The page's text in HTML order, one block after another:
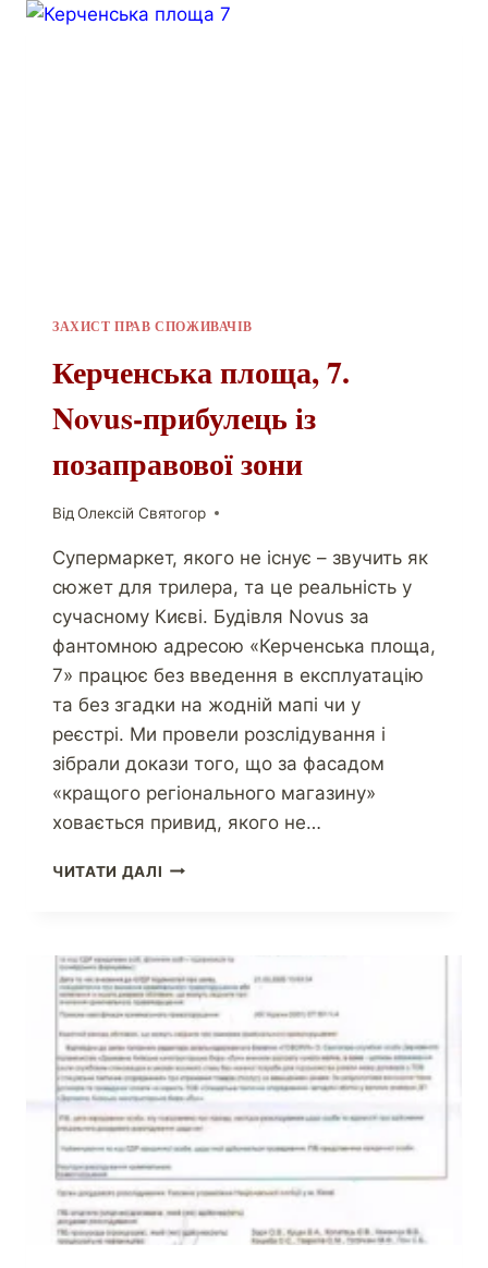
ЗАХИСТ ПРАВ СПОЖИВАЧІВ
Керченська площа, 7.
Novus-прибулець із
позаправової зони
Від Олексій Святогор
Супермаркет, якого не існує – звучить як
сюжет для трилера, та це реальність у
сучасному Києві. Будівля Novus за
фантомною адресою «Керченська площа,
7» працює без введення в експлуатацію
та без згадки на жодній мапі чи у
реєстрі. Ми провели розслідування і
зібрали докази того, що за фасадом
«кращого регіонального магазину»
ховається привид, якого не…
ЧИТАТИ ДАЛІ